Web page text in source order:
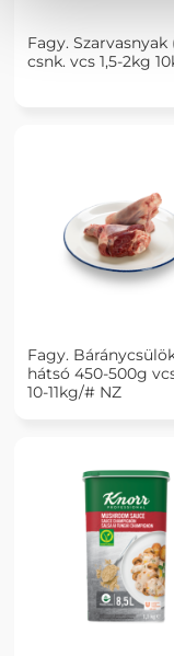
Fagy.
csnk. vcs 1,5-2kg
Fagy.
hátsó 450-500g
10-11kg/# NZ